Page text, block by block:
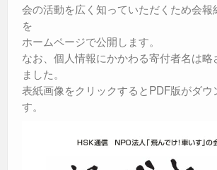
会の活動を広く知っていただくため会報
を
ホームページで公開します。
なお、個人情報にかかわる寄付者名は略
ました。
表紙画像をクリックするとPDF版がダ
す。